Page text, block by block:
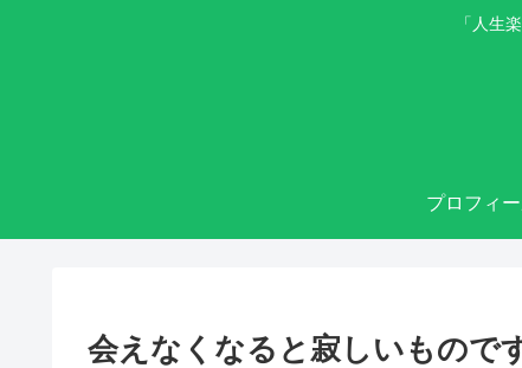
「人生
プロフィ
会えなくなると寂しいもので